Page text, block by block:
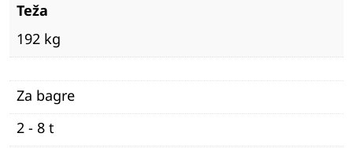
Teža
192 kg
Za bagre
2 - 8 t